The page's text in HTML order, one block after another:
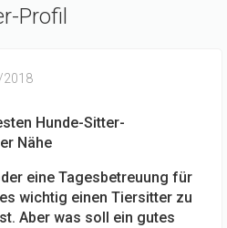
Profil
Hunde-Sitter-
Nähe
eine Tagesbetreuung für
wichtig einen Tiersitter zu
Aber was soll ein gutes